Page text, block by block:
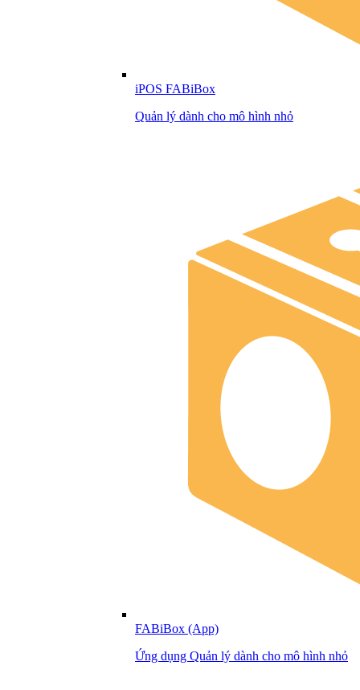
iPOS FABiBox
Quản lý dành cho mô hình nhỏ
FABiBox (App)
Ứng dụng Quản lý dành cho mô hình nhỏ